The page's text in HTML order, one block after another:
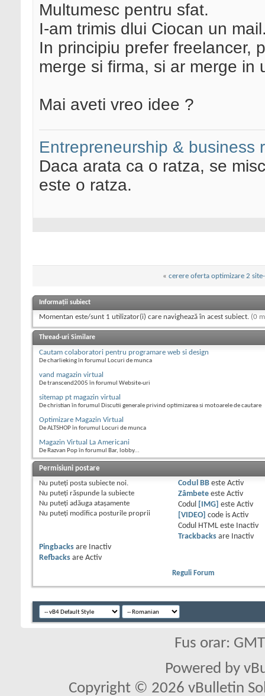
Multumesc pentru sfat.
I-am trimis dlui Ciocan un
In principiu prefer freelancer,
merge si firma, si ar merge in
Mai aveti vreo idee ?
Entrepreneurship & business
Daca arata ca o ratza, se
este o ratza.
« cerere oferta optimizare 2
Informații subiect
Momentan este/sunt 1 utilizator(i) care navighează în acest subiect. (0
Thread-uri Similare
Cautam colaboratori pentru programare web si design
De charlieking în forumul Locuri de munca
vand magazin virtual
De transcend2005 în forumul Website-uri
sitemap pt magazin virtual
De christian în forumul Discutii generale privind optimizarea si motoarele de cautare
Optimizare Magazin Virtual
De ALTSHOP în forumul Locuri de munca
Magazin Virtual La Americani
De Razvan Pop în forumul Bar, lobby...
Permisiuni postare
Nu puteţi posta subiecte noi.
Nu puteţi răspunde la subiecte
Nu puteţi adăuga ataşamente
Nu puteţi modifica posturile proprii
Codul BBeste Activ
Zâmbeteeste Activ
Codul
[IMG] este Activ
[VIDEO]
code is Activ
Codul HTML este
Inactiv
Trackbacksare
Inactiv
Pingbacks are
Inactiv
Refbacks are Activ
Reguli Forum
Fus orar:
Powered by
Copyright © 2026 vBulletin